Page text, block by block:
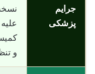
جرایم
پزشکی
و